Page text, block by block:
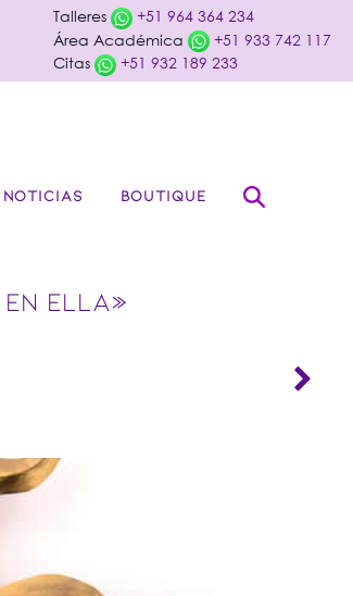
Talleres
+51 964 364 234
Área Académica
+51 933 742 117
Citas
+51 932 189 233
NOTICIAS BOUTIQUE
EN ELLA»